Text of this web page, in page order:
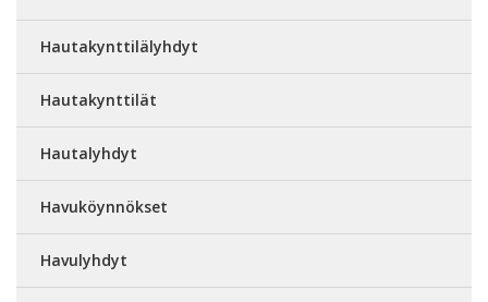
Hautakynttilälyhdyt
Hautakynttilät
Hautalyhdyt
Havuköynnökset
Havulyhdyt